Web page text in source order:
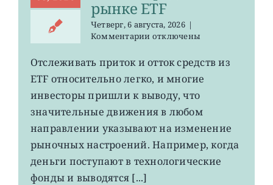
рынке ETF
Четверг, 6 августа, 2026 |
Комментариик
О
говорят
потоки
средств
на
рынке
ETF
отключены
Отслеживать приток и отток средств из
ETF относительно легко, и многие
инвесторы пришли к выводу, что
значительные движения в любом
направлении указывают на изменение
рыночных настроений. Например, когда
деньги поступают в технологические
фонды и выводятся [...]